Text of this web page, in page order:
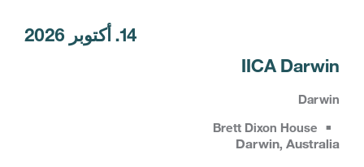
14. أكتوبر 2026
IICA Darwin
Darwin
Brett Dixon House
Darwin, Australia